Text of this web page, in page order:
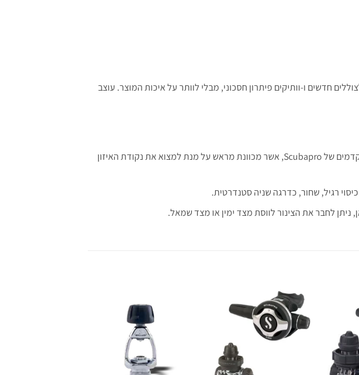
חדשים ו-וותיקים פיתרון חסכוני, מבלי לוותר על איכות המוצר. עוצב
ב R095 בנויה מערכת VIVA כמו בכל הווסתים המתקדמים של Scubapro, אשר מכוונת מראש על מנת למצוא את נקודת האיזון
רגיל, שחור, כדרגה שניה סטנדרטית.
לחבר את הצינור לווסת מצד ימין או מצד שמאל.